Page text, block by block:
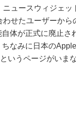
ュースウィジェッ
せたユーザーから
体が正式に廃止さ
なみに日本の
いうページがいま